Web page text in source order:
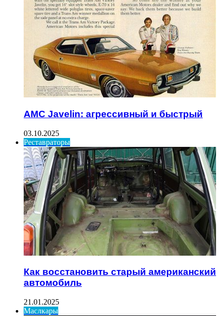
AMC Javelin: агрессивный и быстрый
03.10.2025
Реставраторы
Как восстановить старый американский
автомобиль
21.01.2025
Маслкары